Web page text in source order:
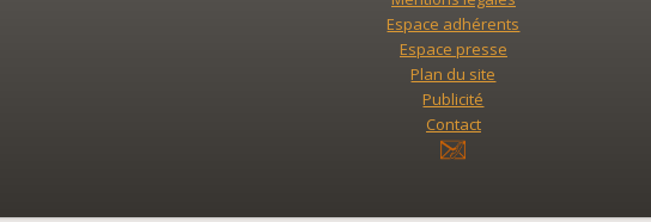
Espace adhérents
Espace presse
Plan du site
Publicité
Contact